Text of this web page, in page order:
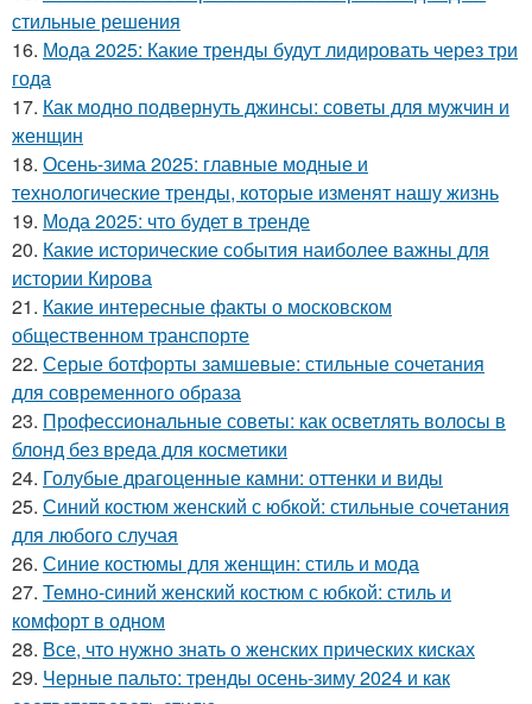
стильные решения
16. Мода 2025: Какие тренды будут лидировать через три
года
17. Как модно подвернуть джинсы: советы для мужчин и
женщин
18. Осень-зима 2025: главные модные и
технологические тренды, которые изменят нашу жизнь
19. Мода 2025: что будет в тренде
20. Какие исторические события наиболее важны для
истории Кирова
21. Какие интересные факты о московском
общественном транспорте
22. Серые ботфорты замшевые: стильные сочетания
для современного образа
23. Профессиональные советы: как осветлять волосы в
блонд без вреда для косметики
24. Голубые драгоценные камни: оттенки и виды
25. Синий костюм женский с юбкой: стильные сочетания
для любого случая
26. Синие костюмы для женщин: стиль и мода
27. Темно-синий женский костюм с юбкой: стиль и
комфорт в одном
28. Все, что нужно знать о женских прических кисках
29. Черные пальто: тренды осень-зиму 2024 и как